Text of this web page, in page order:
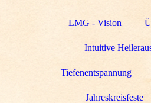
LMG - Vision
Intuitive
Tiefenentspannung
Jahreskreisfeste